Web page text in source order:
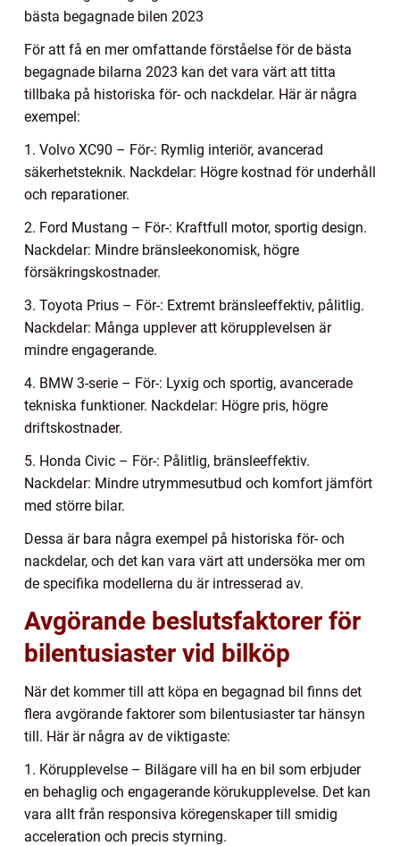
bästa begagnade bilen 2023
För att få en mer omfattande förståelse för de bästa
begagnade bilarna 2023 kan det vara värt att titta
tillbaka på historiska för- och nackdelar. Här är några
exempel:
1. Volvo XC90 – För-: Rymlig interiör, avancerad
säkerhetsteknik. Nackdelar: Högre kostnad för underhåll
och reparationer.
2. Ford Mustang – För-: Kraftfull motor, sportig design.
Nackdelar: Mindre bränsleekonomisk, högre
försäkringskostnader.
3. Toyota Prius – För-: Extremt bränsleeffektiv, pålitlig.
Nackdelar: Många upplever att körupplevelsen är
mindre engagerande.
4. BMW 3-serie – För-: Lyxig och sportig, avancerade
tekniska funktioner. Nackdelar: Högre pris, högre
driftskostnader.
5. Honda Civic – För-: Pålitlig, bränsleeffektiv.
Nackdelar: Mindre utrymmesutbud och komfort jämfört
med större bilar.
Dessa är bara några exempel på historiska för- och
nackdelar, och det kan vara värt att undersöka mer om
de specifika modellerna du är intresserad av.
Avgörande beslutsfaktorer för
bilentusiaster vid bilköp
När det kommer till att köpa en begagnad bil finns det
flera avgörande faktorer som bilentusiaster tar hänsyn
till. Här är några av de viktigaste:
1. Körupplevelse – Bilägare vill ha en bil som erbjuder
en behaglig och engagerande körukupplevelse. Det kan
vara allt från responsiva köregenskaper till smidig
acceleration och precis styrning.